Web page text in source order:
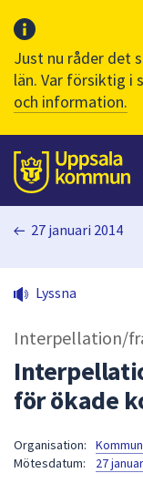
Just nu råder det
län. Var försiktig i
och information.
Till sidans
huvudinnehåll
27 januari 2014
Lyssna
Interpellation/
för ökade
Organisation:
Mötesdatum:
27